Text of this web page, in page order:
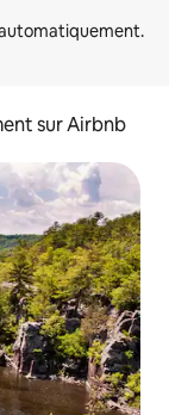
sur Airbnb